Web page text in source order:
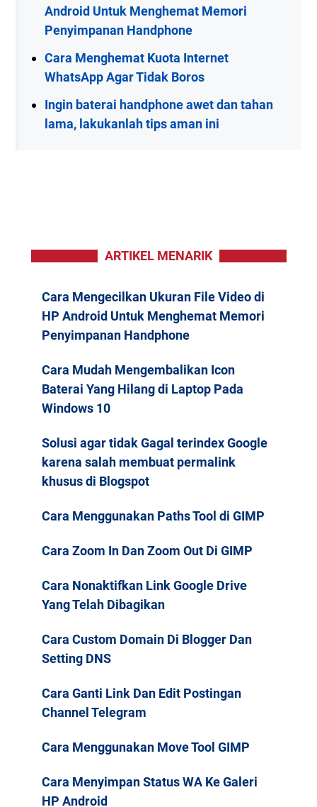
Android Untuk Menghemat Memori
Penyimpanan Handphone
Cara Menghemat Kuota Internet
WhatsApp Agar Tidak Boros
Ingin baterai handphone awet dan tahan
lama, lakukanlah tips aman ini
ARTIKEL MENARIK
Cara Mengecilkan Ukuran File Video di
HP Android Untuk Menghemat Memori
Penyimpanan Handphone
Cara Mudah Mengembalikan Icon
Baterai Yang Hilang di Laptop Pada
Windows 10
Solusi agar tidak Gagal terindex Google
karena salah membuat permalink
khusus di Blogspot
Cara Menggunakan Paths Tool di GIMP
Cara Zoom In Dan Zoom Out Di GIMP
Cara Nonaktifkan Link Google Drive
Yang Telah Dibagikan
Cara Custom Domain Di Blogger Dan
Setting DNS
Cara Ganti Link Dan Edit Postingan
Channel Telegram
Cara Menggunakan Move Tool GIMP
Cara Menyimpan Status WA Ke Galeri
HP Android